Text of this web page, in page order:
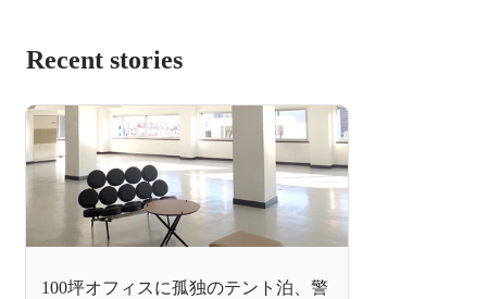
Recent stories
100坪オフィスに孤独のテント泊、警